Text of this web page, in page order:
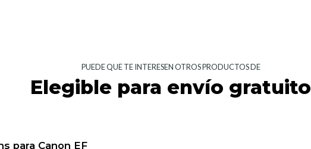
PUEDE QUE TE INTERESEN OTROS PRODUCTOS DE
Elegible para envío gratuito
para Canon EF